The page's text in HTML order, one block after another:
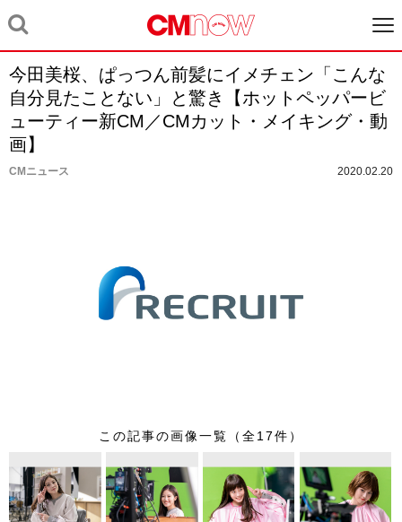
今田美桜、ぱっつん前髪にイメチェン「こんな
自分見たことない」と驚き【ホットペッパービ
ューティー新CM／CMカット・メイキング・動
画】
CMニュース 2020.02.20
この記事の画像一覧（全17件）